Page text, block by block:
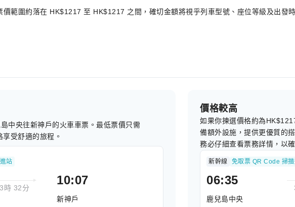
範圍約落在 HK$1217 至 HK$1217 之間，確切金額將視乎列車型號、座位等級及出發時
中央往新神戶的火車車票。最低票價只需
受舒適的旅程。
站
3時 32分
10:07
新神戶
價格較高
如果你揀選價格約為
備額外設施，提供更優質的
務必仔細查看票務詳情，以
新幹線 免取票 QR Code 掃
06:35
鹿兒島中央